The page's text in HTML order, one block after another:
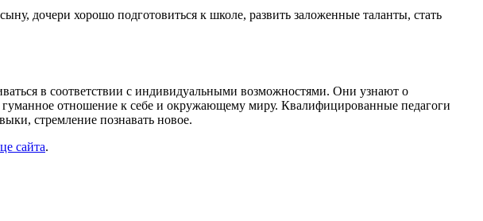
дочери хорошо подготовиться к школе, развить заложенные таланты, стать
в соответствии с индивидуальными возможностями. Они узнают о
гуманное отношение к себе и окружающему миру. Квалифицированные педагоги
стремление познавать новое.
сайта.